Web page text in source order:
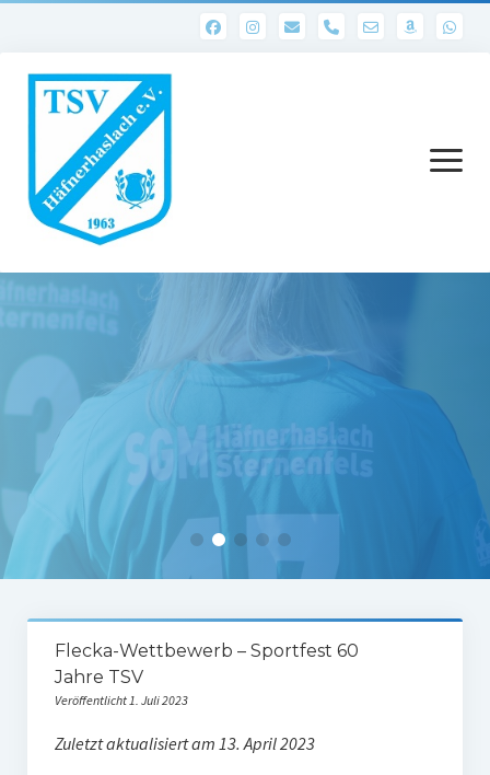
phone
Menü
öffnen
1. Mannschaft
Ergebnisse 1. Mannschaft
Tabelle 1.Mannschaft
Spielerstatistik 1. Mannschaft
Spielplan Kreisliga A3
Ergebnisse Damen
Flecka-Wettbewerb – Sportfest 60
Jahre TSV
Veröffentlicht 1. Juli 2023
Zuletzt aktualisiert am 13. April 2023